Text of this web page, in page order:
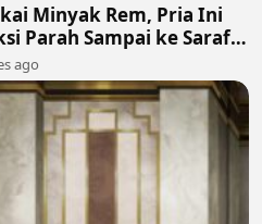
Minyak Rem, Pria Ini
Parah Sampai ke Saraf
ago